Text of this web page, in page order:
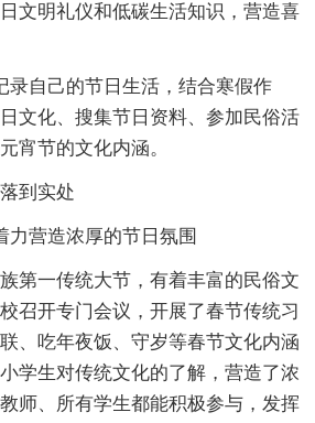
文明礼仪和低碳生活知识，营造喜
录自己的节日生活，结合寒假作
文化、搜集节日资料、参加民俗活
宵节的文化内涵。
到实处
力营造浓厚的节日氛围
第一传统大节，有着丰富的民俗文
召开专门会议，开展了春节传统习
、吃年夜饭、守岁等春节文化内涵
学生对传统文化的了解，营造了浓
师、所有学生都能积极参与，发挥